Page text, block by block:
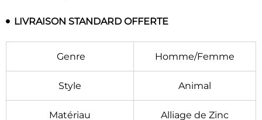
LIVRAISON STANDARD OFFERTE
Genre Homme/Femme
Style Animal
Matériau Alliage de Zinc